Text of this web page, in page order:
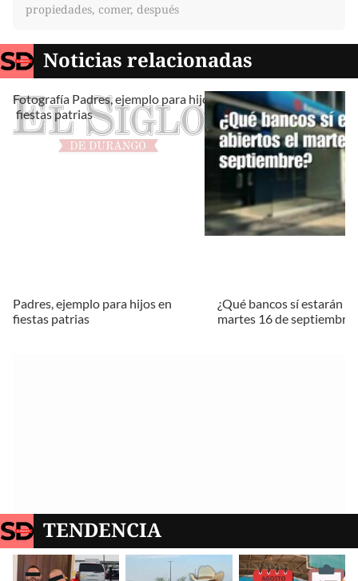
propiedades, comer, después
Noticias relacionadas
Padres, ejemplo para hijos en
fiestas patrias
¿Qué bancos sí estarán
martes 16 de septiembre?
TENDENCIA